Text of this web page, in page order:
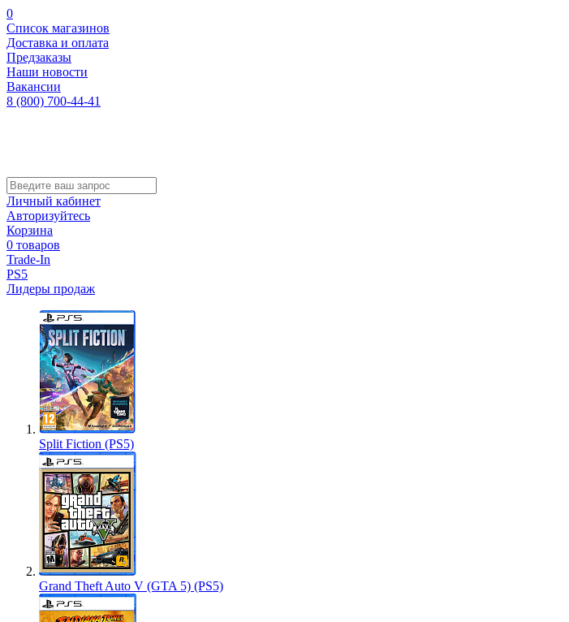
0
Список магазинов
Доставка и оплата
Предзаказы
Наши новости
Вакансии
8 (800) 700-44-41
Личный кабинет
Авторизуйтесь
Корзина
0 товаров
Trade-In
PS5
Лидеры продаж
Split Fiction (PS5)
Grand Theft Auto V (GTA 5) (PS5)